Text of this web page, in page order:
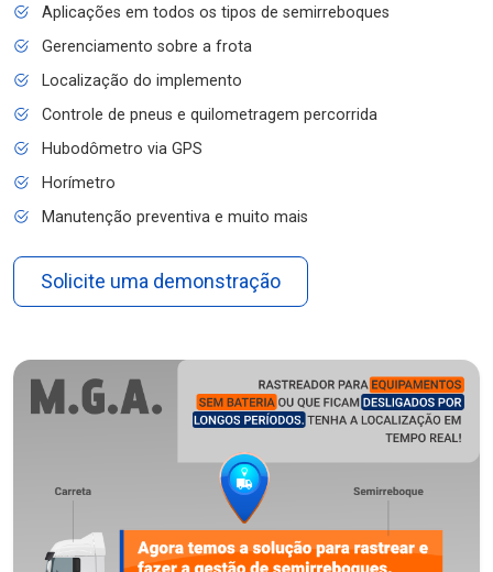
Aplicações em todos os tipos de semirreboques
Gerenciamento sobre a frota
Localização do implemento
Controle de pneus e quilometragem percorrida
Hubodômetro via GPS
Horímetro
Manutenção preventiva e muito mais
Solicite uma demonstração